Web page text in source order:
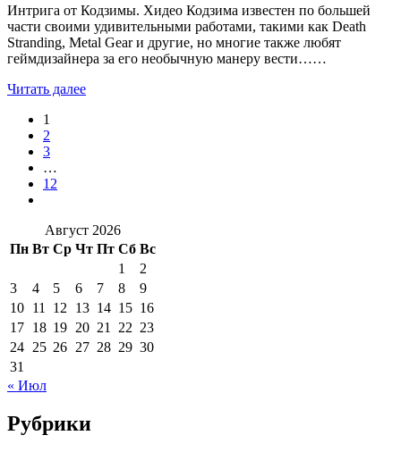
Интрига от Кодзимы. Хидео Кодзима известен по большей
части своими удивительными работами, такими как Death
Stranding, Metal Gear и другие, но многие также любят
геймдизайнера за его необычную манеру вести……
Читать далее
1
2
3
…
12
Август 2026
Пн Вт Ср Чт Пт Сб Вс
1
2
3
4 5 6 7 8
9
10 11 12 13 14 15 16
17 18 19 20 21 22 23
24 25 26 27 28 29 30
31
« Июл
Рубрики